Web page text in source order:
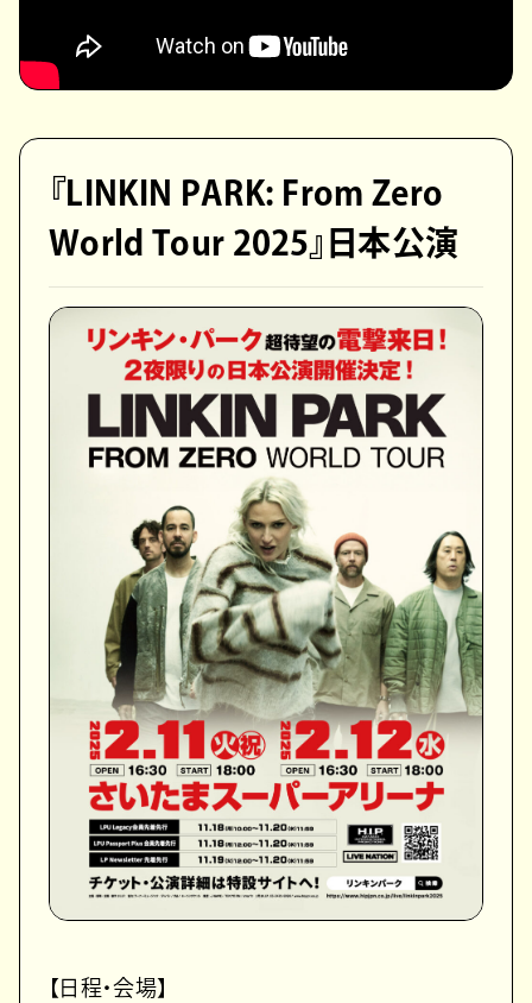
『LINKIN PARK: From Zero
World Tour 2025』日本公演
【日程・会場】